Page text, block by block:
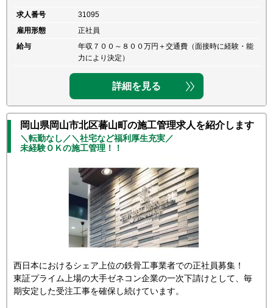
求人番号
31095
雇用形態
正社員
給与
年収７００～８００万円＋交通費（面接時に経験・能
力により決定）
詳細を見る
岡山県岡山市北区蕃山町の施工管理求人を紹介します
＼転勤なし／＼社宅など福利厚生充実／
未経験ＯＫの施工管理！！
西日本におけるシェア上位の鉄骨工事業者での正社員募集！
東証プライム上場の大手ゼネコン企業の一次下請けとして、毎
期安定した受注工事を確保し続けています。